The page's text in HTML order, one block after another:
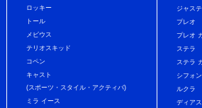
ロッキー
トール
メビウス
テリオスキッド
コペン
キャスト
(スポーツ・スタイル・アクティバ)
ミラ イース
ジャス
プレオ
プレオ
ステラ
ステラ
シフォ
ルクラ
ディア